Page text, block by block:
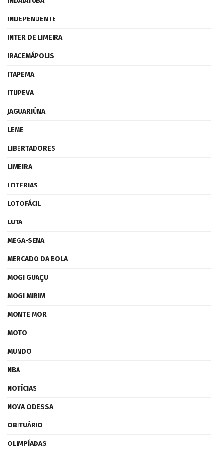
INDEPENDENTE
INTER DE LIMEIRA
IRACEMÁPOLIS
ITAPEMA
ITUPEVA
JAGUARIÚNA
LEME
LIBERTADORES
LIMEIRA
LOTERIAS
LOTOFÁCIL
LUTA
MEGA-SENA
MERCADO DA BOLA
MOGI GUAÇU
MOGI MIRIM
MONTE MOR
MOTO
MUNDO
NBA
NOTÍCIAS
NOVA ODESSA
OBITUÁRIO
OLIMPÍADAS